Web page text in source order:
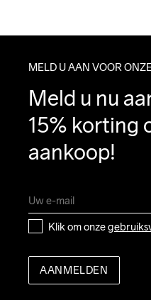
MELD U AAN VOOR
Meld u nu
15% korting
aankoop!
Klik om onze
AANMELDEN